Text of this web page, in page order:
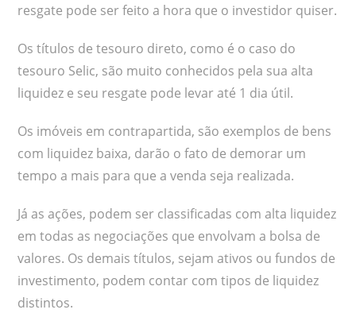
resgate pode ser feito a hora que o investidor quiser.
Os títulos de tesouro direto, como é o caso do
tesouro Selic, são muito conhecidos pela sua alta
liquidez e seu resgate pode levar até 1 dia útil.
Os imóveis em contrapartida, são exemplos de bens
com liquidez baixa, darão o fato de demorar um
tempo a mais para que a venda seja realizada.
Já as ações, podem ser classificadas com alta liquidez
em todas as negociações que envolvam a bolsa de
valores. Os demais títulos, sejam ativos ou fundos de
investimento, podem contar com tipos de liquidez
distintos.